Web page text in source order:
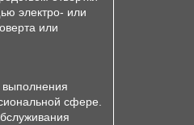
электро- или
или
сфере.